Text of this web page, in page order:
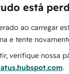
está
ao carregar
e tente
verifique nossa
.